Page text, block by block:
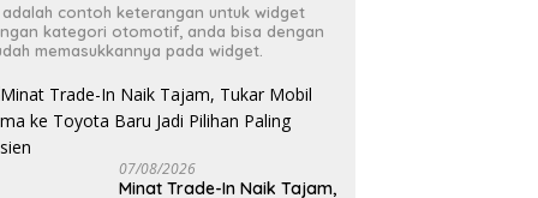
adalah contoh keterangan untuk widget
kategori otomotif, anda bisa dengan
memasukkannya pada widget.
07/08/2026
Minat Trade-In Naik Tajam,